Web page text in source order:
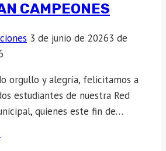
CAMPEONES
3 de junio de 20263 de
orgullo y alegría, felicitamos a
estudiantes de nuestra Red
quienes este fin de…